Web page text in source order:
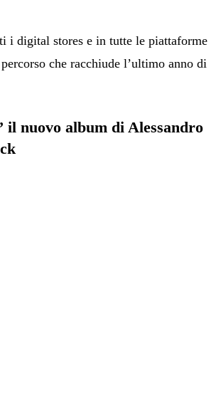
i digital stores e in tutte le piattaforme
che racchiude l’ultimo anno di
il nuovo album di Alessandro